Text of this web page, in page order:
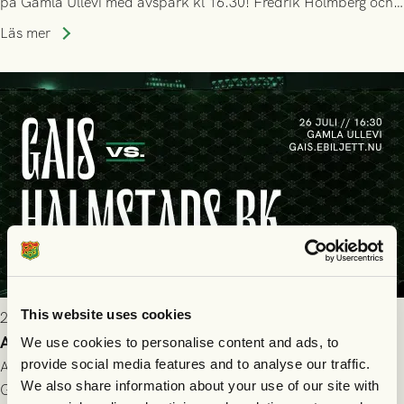
This website uses cookies
We use cookies to personalise content and ads, to
provide social media features and to analyse our traffic.
We also share information about your use of our site with
ledarstaben har tagit ut följande trupp till matchen:
Läs mer
2026-07-25 9:00
Allt du behöver veta inför GAIS - Halmstads BK 26/7
All evenemangsinformation du kan behöva inför ditt besök på
Gamla Ullevi och matchen mellan GAIS och Halmstads BK i